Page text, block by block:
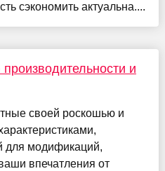
сэкономить актуальна....
и
своей роскошью и
для модификаций,
впечатления от